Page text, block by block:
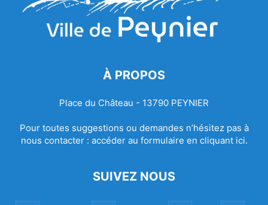
À PROPOS
Place du Château - 13790 PEYNIER
Pour toutes suggestions ou demandes n’hésitez pas à
nous contacter : accéder au formulaire en cliquant ici.
SUIVEZ NOUS